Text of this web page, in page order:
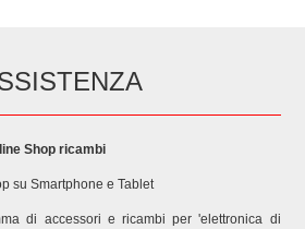
Shop ricambi
su Smartphone e Tablet
di accessori e ricambi per 'elettronica di